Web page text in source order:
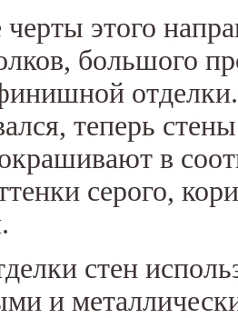
этого
большого
теперь
в
серого,
стен
и